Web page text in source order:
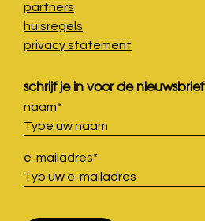
partners
huisregels
privacy statement
schrijf je in voor de nieuwsbrief
naam*
e-mailadres*